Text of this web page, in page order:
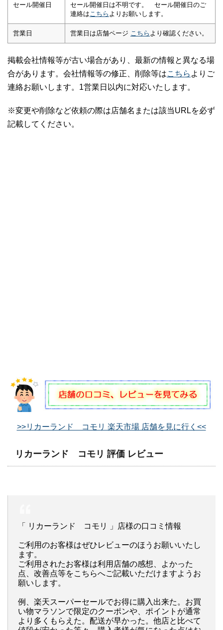
セール開催日
セール開催日は不明です。 セール開催日のご
連絡は こちら よりお願いします。
営業日 営業日は店舗ページ こちら より確認ください。
掲載会社情報等が古い場合があり、最新の情報と異なる場
合があります。会社情報等の修正、削除等はこちら よりご
連絡お願いします。1営業日以内に対応いたします。
※変更や削除など依頼の際は店舗名または該当URLを必ず
記載してください。
>>リカーランド コモリ 楽天市場 店舗を見に行く<<
リカーランド コモリ 評価 レビュー
「 リカーランド コモリ 」店様の口コミ情報
ご利用のお客様はぜひレビューのほうお願いいたし
ます。
ご利用されたお客様は利用店舗の感想、よかった
点、改善点等をこちらへご記載いただけますようお
願いします。
例、楽天スーパーセールでお得に購入出来た。お買
い物マラソンで限定のクーポンや、ポイントが通常
より多くもらえた。配送が早かった。他店と比べて